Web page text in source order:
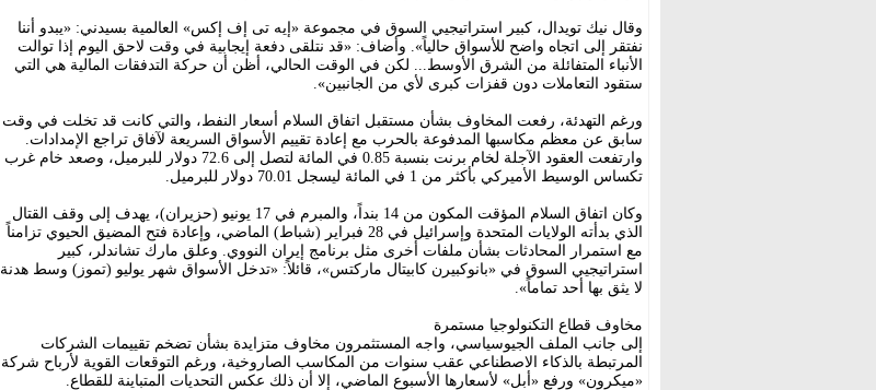
وقال نيك تويدال، كبير استراتيجيي السوق في مجموعة «إيه تى إف إكس» العالمية بسيدني: «يبدو أننا
نفتقر إلى اتجاه واضح للأسواق حالياً». وأضاف: «قد نتلقى دفعة إيجابية في وقت لاحق اليوم إذا توالت
الأنباء المتفائلة من الشرق الأوسط... لكن في الوقت الحالي، أظن أن حركة التدفقات المالية هي التي
ستقود التعاملات دون قفزات كبرى لأي من الجانبين».
ورغم التهدئة، رفعت المخاوف بشأن مستقبل اتفاق السلام أسعار النفط، والتي كانت قد تخلت في وقت
سابق عن معظم مكاسبها المدفوعة بالحرب مع إعادة تقييم الأسواق السريعة لآفاق تراجع الإمدادات.
وارتفعت العقود الآجلة لخام برنت بنسبة 0.85 في المائة لتصل إلى 72.6 دولار للبرميل، وصعد خام غرب
تكساس الوسيط الأميركي بأكثر من 1 في المائة ليسجل 70.01 دولار للبرميل.
وكان اتفاق السلام المؤقت المكون من 14 بنداً، والمبرم في 17 يونيو (حزيران)، يهدف إلى وقف القتال
الذي بدأته الولايات المتحدة وإسرائيل في 28 فبراير (شباط) الماضي، وإعادة فتح المضيق الحيوي تزامناً
مع استمرار المحادثات بشأن ملفات أخرى مثل برنامج إيران النووي. وعلق مارك تشاندلر، كبير
استراتيجيي السوق في «بانوكبيرن كابيتال ماركتس»، قائلاً: «تدخل الأسواق شهر يوليو (تموز) وسط هدنة
لا يثق بها أحد تماماً».
مخاوف قطاع التكنولوجيا مستمرة
إلى جانب الملف الجيوسياسي، واجه المستثمرون مخاوف متزايدة بشأن تضخم تقييمات الشركات
المرتبطة بالذكاء الاصطناعي عقب سنوات من المكاسب الصاروخية، ورغم التوقعات القوية لأرباح شركة
«ميكرون» ورفع «أبل» لأسعارها الأسبوع الماضي، إلا أن ذلك عكس التحديات المتباينة للقطاع.